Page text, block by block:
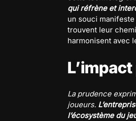
qui réfrène et
un souci
trouvent leur
harmonisent avec
La prudence
joueurs.
l’écosystème du